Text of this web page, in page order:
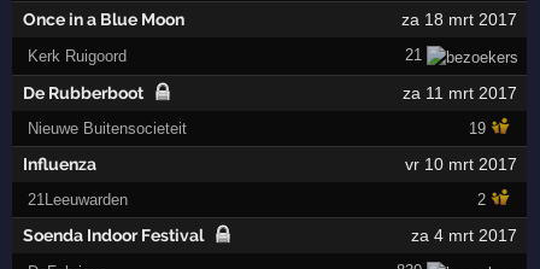
Once in a Blue Moon za 18 mrt 2017
Kerk Ruigoord 21
De Rubberboot za 11 mrt 2017
Nieuwe Buitensocieteit 19
Influenza vr 10 mrt 2017
21Leeuwarden 2
Soenda Indoor Festival za 4 mrt 2017